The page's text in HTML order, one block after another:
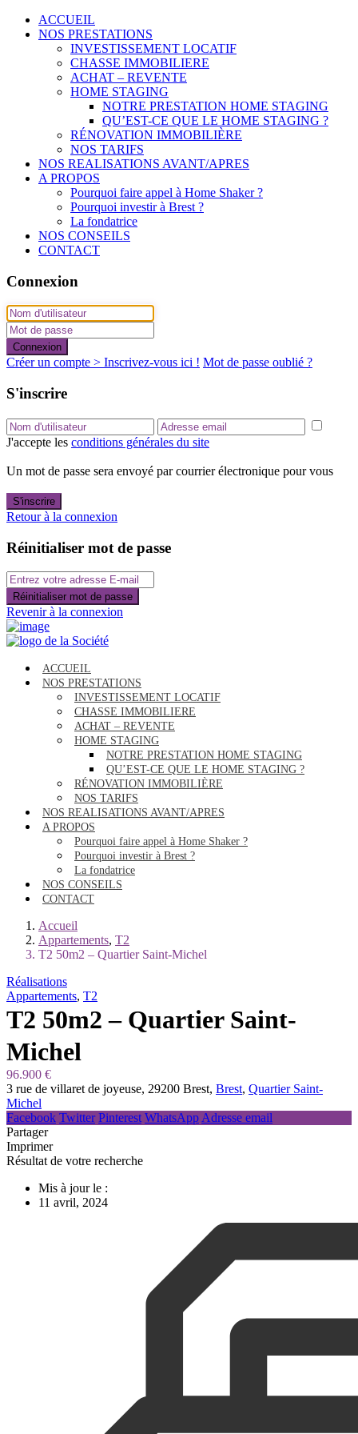
ACCUEIL
NOS PRESTATIONS
INVESTISSEMENT LOCATIF
CHASSE IMMOBILIERE
ACHAT – REVENTE
HOME STAGING
NOTRE PRESTATION HOME STAGING
QU’EST-CE QUE LE HOME STAGING ?
RÉNOVATION IMMOBILIÈRE
NOS TARIFS
NOS REALISATIONS AVANT/APRES
A PROPOS
Pourquoi faire appel à Home Shaker ?
Pourquoi investir à Brest ?
La fondatrice
NOS CONSEILS
CONTACT
Connexion
Connexion
Créer un compte > Inscrivez-vous ici ! Mot de passe oublié ?
S'inscrire
J'accepte les conditions générales du site
Un mot de passe sera envoyé par courrier électronique pour vous
S'inscrire
Retour à la connexion
Réinitialiser mot de passe
Réinitialiser mot de passe
Revenir à la connexion
ACCUEIL
NOS PRESTATIONS
INVESTISSEMENT LOCATIF
CHASSE IMMOBILIERE
ACHAT – REVENTE
HOME STAGING
NOTRE PRESTATION HOME STAGING
QU’EST-CE QUE LE HOME STAGING ?
RÉNOVATION IMMOBILIÈRE
NOS TARIFS
NOS REALISATIONS AVANT/APRES
A PROPOS
Pourquoi faire appel à Home Shaker ?
Pourquoi investir à Brest ?
La fondatrice
NOS CONSEILS
CONTACT
Accueil
Appartements, T2
T2 50m2 – Quartier Saint-Michel
Réalisations
Appartements, T2
T2 50m2 – Quartier Saint-
Michel
96.900 €
3 rue de villaret de joyeuse, 29200 Brest, Brest, Quartier Saint-
Michel
Facebook Twitter Pinterest WhatsApp Adresse email
Partager
Imprimer
Résultat de votre recherche
Mis à jour le :
11 avril, 2024